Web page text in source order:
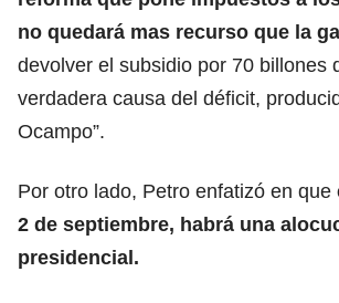
no quedará mas recurso que la
devolver el subsidio por 70 billones
verdadera causa del déficit,
Ocampo”.
Por otro lado, Petro enfatizó en que
2 de septiembre, habrá una
presidencial.